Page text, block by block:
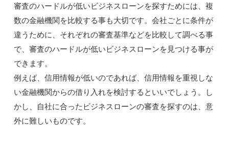
審査のハードルが低いビジネスローンを探すためには、複
数の金融機関を比較する事も大切です。会社ごとに条件が
違うために、それぞれの審査基準などを比較して調べる事
で、審査のハードルが低いビジネスローンを見つける事が
できます。
例えば、信用情報が低いのであれば、信用情報を重視しな
い金融機関からの借り入れを検討するといいでしょう。し
かし、自社に合ったビジネスローンの審査を探すのは、意
外に難しいものです。